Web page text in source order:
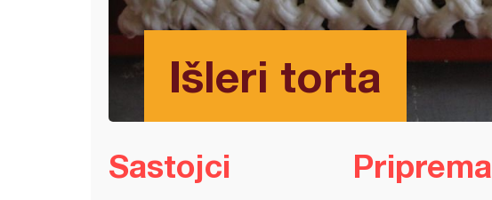
Išleri torta
Sastojci Priprema